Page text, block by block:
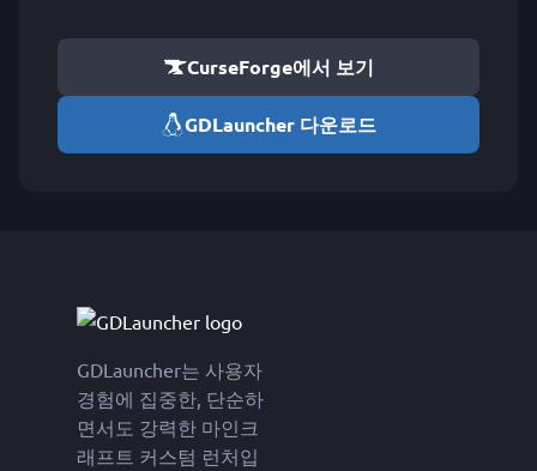
CurseForge에서 보기
GDLauncher 다운로드
GDLauncher는 사용자
경험에 집중한, 단순하
면서도 강력한 마인크
래프트 커스텀 런처입